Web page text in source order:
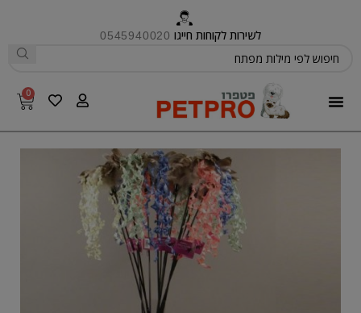
לשירות לקוחות חייגו 0545940020
0